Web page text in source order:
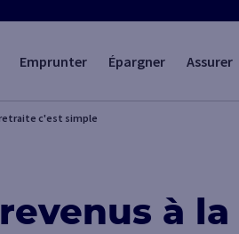
Emprunter Épargner Assurer
c'est simple
à